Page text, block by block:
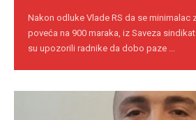
Nakon odluke Vlade RS da se minimalac
poveća na 900 maraka, iz Saveza
su upozorili radnike da dobo paze ...